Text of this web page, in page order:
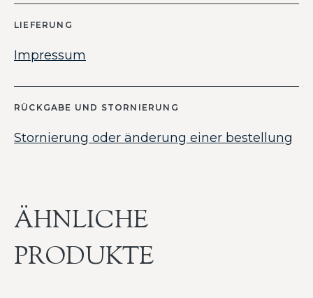
LIEFERUNG
Impressum
RÜCKGABE UND STORNIERUNG
Stornierung oder änderung einer bestellung
ÄHNLICHE
PRODUKTE